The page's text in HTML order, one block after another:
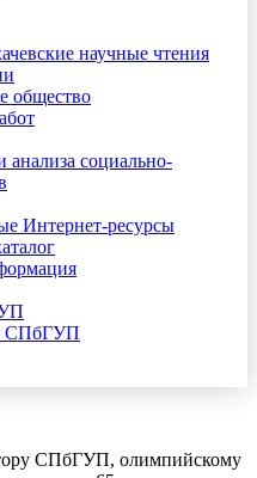
научные чтения
общество
социально-
Интернет-ресурсы
СПбГУП
СПбГУП, олимпийскому